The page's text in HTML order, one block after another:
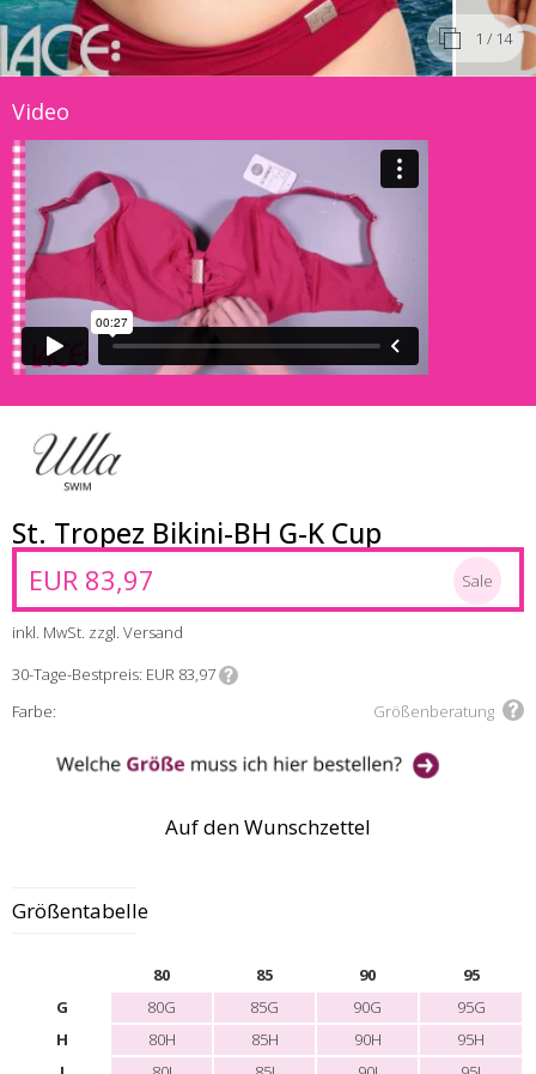
1 / 14
Video
St. Tropez Bikini-BH G-K Cup
EUR 83,97 Sale
inkl. MwSt. zzgl. Versand
30-Tage-Bestpreis EUR 83,97
Farbe:
Größenberatung
Auf den Wunschzettel
Größentabelle
80 85 90
95
G
80G 85G 90G
95G
H
80H 85H 90H
95H